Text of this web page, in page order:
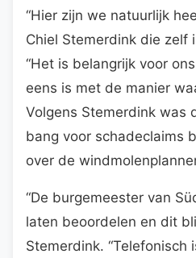
“Hier zijn we natuurlijk
Chiel Stemerdink die zelf
“Het is belangrijk voor
eens is met de manier
Volgens Stemerdink was
bang voor schadeclaims
over de
“De burgemeester van
laten beoordelen en dit
Stemerdink. “Telefonisch